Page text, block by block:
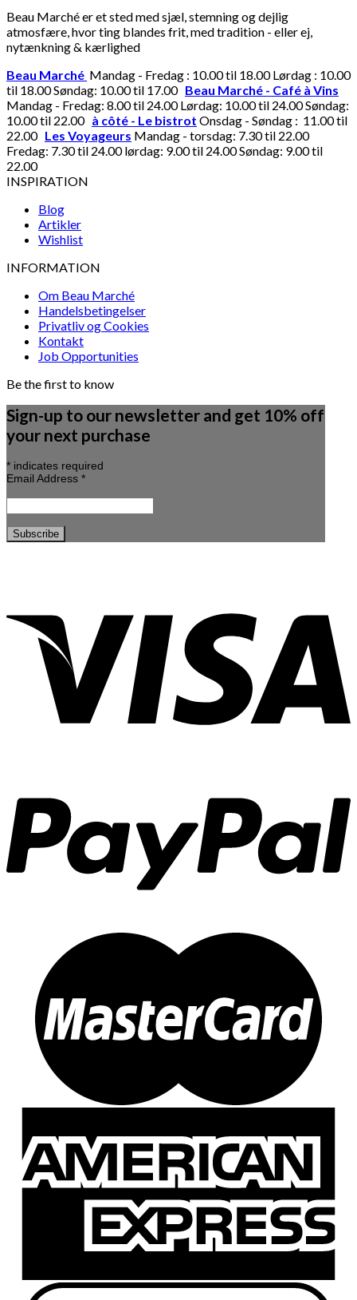
Beau Marché er et sted med sjæl, stemning og dejlig
atmosfære, hvor ting blandes frit, med tradition - eller ej,
nytænkning & kærlighed
Beau Marché Mandag - Fredag : 10.00 til 18.00 Lørdag : 10.00
til 18.00 Søndag: 10.00 til 17.00 Beau Marché - Café à Vins
Mandag - Fredag: 8.00 til 24.00 Lørdag: 10.00 til 24.00 Søndag:
10.00 til 22.00 à côté - Le bistrot Onsdag - Søndag : 11.00 til
22.00 Les Voyageurs Mandag - torsdag: 7.30 til 22.00
Fredag: 7.30 til 24.00 lørdag: 9.00 til 24.00 Søndag: 9.00 til
22.00
INSPIRATION
Blog
Artikler
Wishlist
INFORMATION
Om Beau Marché
Handelsbetingelser
Privatliv og Cookies
Kontakt
Job Opportunities
Be the first to know
Sign-up to our newsletter and get 10% off
your next purchase
* indicates required
Email Address *